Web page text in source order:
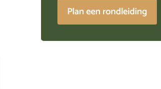
Plan een rondleiding